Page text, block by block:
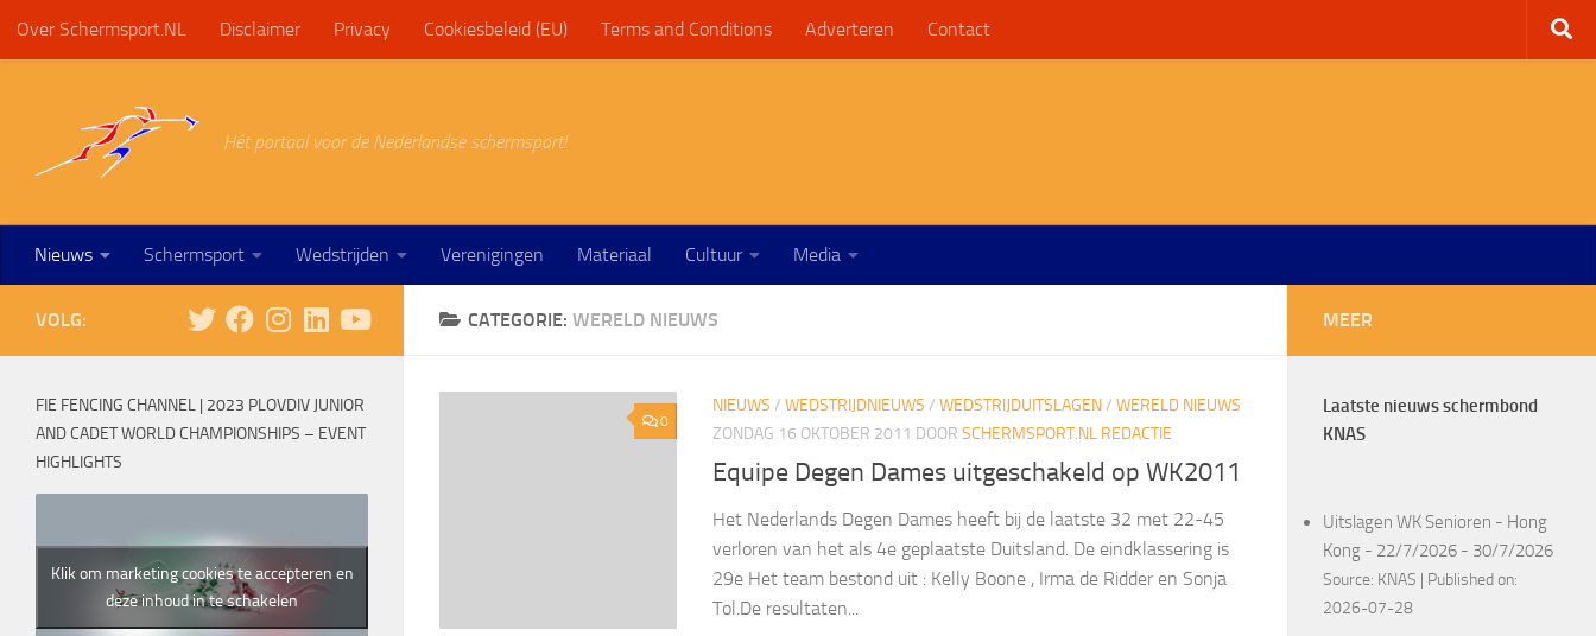
Doorgaan naar inhoud
Over Schermsport.NL Disclaimer Privacy Cookiesbeleid (EU) Terms and Conditions Adverteren Contact
Hét portaal voor de Nederlandse schermsport!
Nieuws Schermsport Wedstrijden Verenigingen Materiaal Cultuur Media
CATEGORIE: WERELD NIEUWS
0
NIEUWS / WEDSTRIJDNIEUWS / WEDSTRIJDUITSLAGEN/ WERELD NIEUWS
ZONDAG 16 OKTOBER 2011 DOOR SCHERMSPORT.NL REDACTIE
Equipe Degen Dames uitgeschakeld op WK2011
Het Nederlands Degen Dames heeft bij de laatste 32 met 22-45
verloren van het als 4e geplaatste Duitsland. De eindklassering is
29e Het team bestond uit : Kelly Boone , Irma de Ridder en Sonja
Tol.De resultaten...
VOLG:
FIE FENCING CHANNEL | 2023 PLOVDIV JUNIOR
AND CADET WORLD CHAMPIONSHIPS – EVENT
HIGHLIGHTS
Klik om marketing cookies te accepteren en
deze inhoud in te schakelen
MEER
Laatste nieuws schermbond
KNAS
Uitslagen WK Senioren - Hong
Kong - 22/7/2026 - 30/7/2026
Source: KNAS
Published on:
2026-07-28